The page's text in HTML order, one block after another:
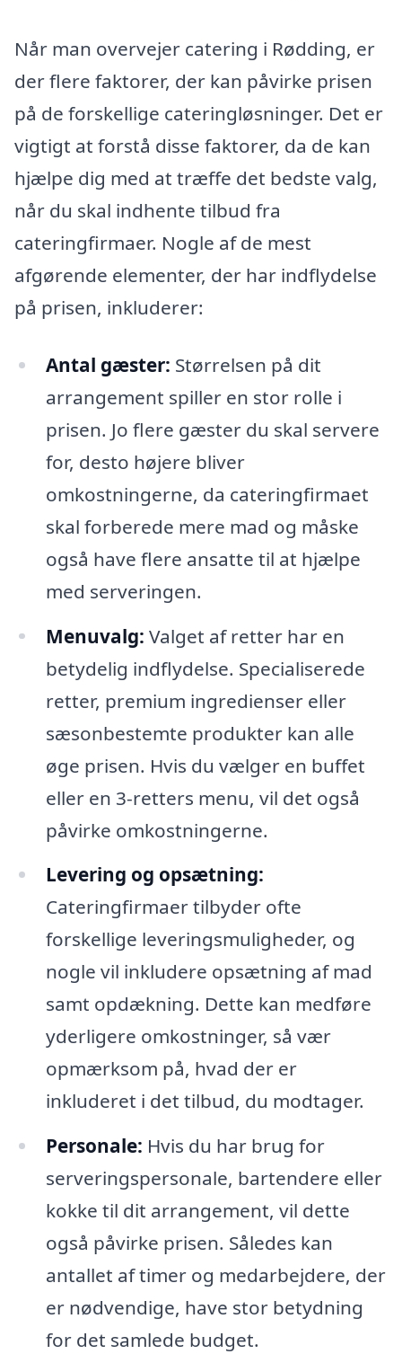
Når man overvejer catering i Rødding, er
der flere faktorer, der kan påvirke prisen
på de forskellige cateringløsninger. Det er
vigtigt at forstå disse faktorer, da de kan
hjælpe dig med at træffe det bedste valg,
når du skal indhente tilbud fra
cateringfirmaer. Nogle af de mest
afgørende elementer, der har indflydelse
på prisen, inkluderer:
Antal gæster: Størrelsen på dit
arrangement spiller en stor rolle i
prisen. Jo flere gæster du skal servere
for, desto højere bliver
omkostningerne, da cateringfirmaet
skal forberede mere mad og måske
også have flere ansatte til at hjælpe
med serveringen.
Menuvalg: Valget af retter har en
betydelig indflydelse. Specialiserede
retter, premium ingredienser eller
sæsonbestemte produkter kan alle
øge prisen. Hvis du vælger en buffet
eller en 3-retters menu, vil det også
påvirke omkostningerne.
Levering og opsætning:
Cateringfirmaer tilbyder ofte
forskellige leveringsmuligheder, og
nogle vil inkludere opsætning af mad
samt opdækning. Dette kan medføre
yderligere omkostninger, så vær
opmærksom på, hvad der er
inkluderet i det tilbud, du modtager.
Personale: Hvis du har brug for
serveringspersonale, bartendere eller
kokke til dit arrangement, vil dette
også påvirke prisen. Således kan
antallet af timer og medarbejdere, der
er nødvendige, have stor betydning
for det samlede budget.